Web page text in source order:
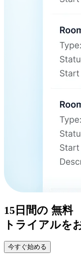
15日間の 無料
トライアルを
今すぐ始める